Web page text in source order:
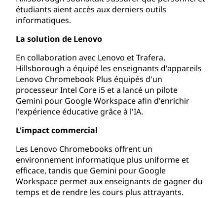
étudiants aient accès aux derniers outils
informatiques.
La solution de Lenovo
En collaboration avec Lenovo et Trafera,
Hillsborough a équipé les enseignants d'appareils
Lenovo Chromebook Plus équipés d'un
processeur Intel Core i5 et a lancé un pilote
Gemini pour Google Workspace afin d'enrichir
l'expérience éducative grâce à l'IA.
L'impact commercial
Les Lenovo Chromebooks offrent un
environnement informatique plus uniforme et
efficace, tandis que Gemini pour Google
Workspace permet aux enseignants de gagner du
temps et de rendre les cours plus attrayants.